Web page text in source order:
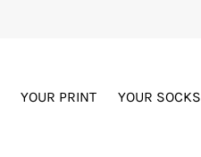
YOUR PRINT YOUR SOCKS